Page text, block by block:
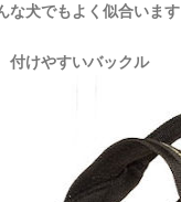
な犬でもよく似合います
付けやすいバックル